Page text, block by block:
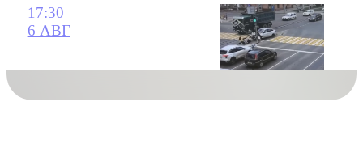
17:30
6 АВГ